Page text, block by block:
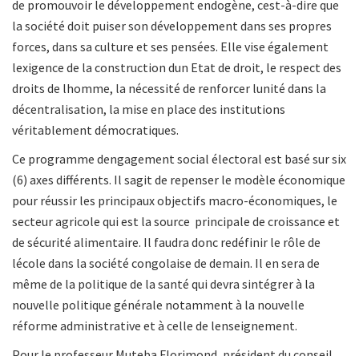
de promouvoir le développement endogène, cest-à-dire que
la société doit puiser son développement dans ses propres
forces, dans sa culture et ses pensées. Elle vise également
lexigence de la construction dun Etat de droit, le respect des
droits de lhomme, la nécessité de renforcer lunité dans la
décentralisation, la mise en place des institutions
véritablement démocratiques.
Ce programme dengagement social électoral est basé sur six
(6) axes différents. Il sagit de repenser le modèle économique
pour réussir les principaux objectifs macro-économiques, le
secteur agricole qui est la source principale de croissance et
de sécurité alimentaire. Il faudra donc redéfinir le rôle de
lécole dans la société congolaise de demain. Il en sera de
même de la politique de la santé qui devra sintégrer à la
nouvelle politique générale notamment à la nouvelle
réforme administrative et à celle de lenseignement.